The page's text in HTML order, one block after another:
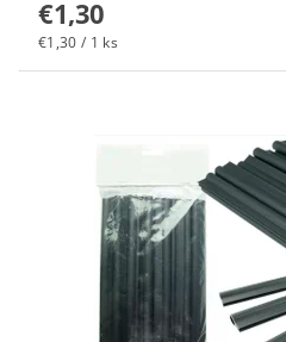
€1,30
€1,30 / 1 ks